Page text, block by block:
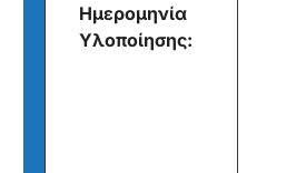
Ημερομηνία
Υλοποίησης: